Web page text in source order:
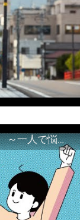
「ギャンブル等依存症対策啓発動画 ～一人で悩まず、家族で悩まず、まず！相談機関へ～」